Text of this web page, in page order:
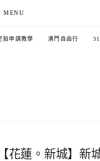
MENU
拍申請教學 澳門自由行
【花蓮。新城】新